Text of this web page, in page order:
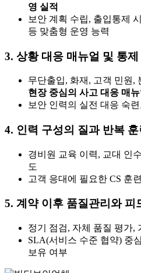
영 실적
보안 계획 수립, 출입통제
등 맞춤형 운영 능력
3. 상황 대응 매뉴얼 및 통제
무단출입, 화재, 고객 민원,
현장 중심의 사고 대응 매뉴
보안 인력의 실전 대응 숙련
4. 인력 구성의 질과 반복 훈
경비원 교육 이력, 교대 인
도
고객 응대에 필요한 CS 훈
5. 계약 이후 품질관리와 피
정기 점검, 자체 품질 평가,
SLA(서비스 수준 협약) 중
보유 여부